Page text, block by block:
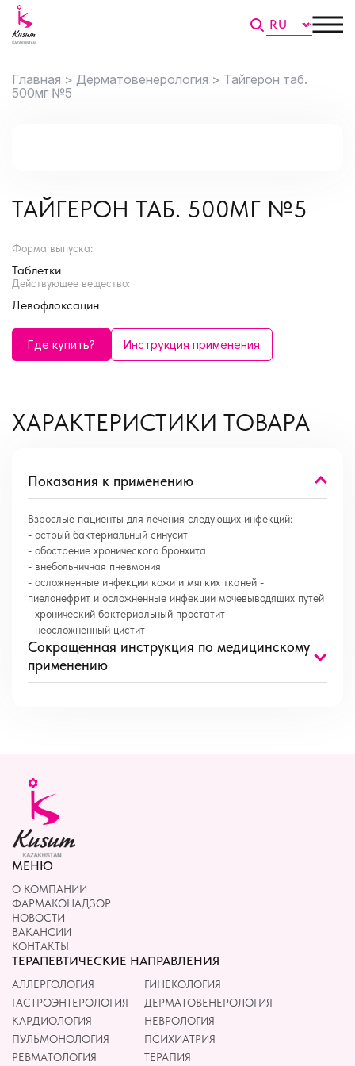
Главная > Дерматовенерология > Тайгерон таб.
500мг №5
ТАЙГЕРОН ТАБ. 500МГ №5
Форма выпуска:
Таблетки
Действующее вещество:
Левофлоксацин
Где купить? Инструкция применения
ХАРАКТЕРИСТИКИ ТОВАРА
Показания к применению
Взрослые пациенты для лечения следующих инфекций:
- острый бактериальный синусит
- обострение хронического бронхита
- внебольничная пневмония
- осложненные инфекции кожи и мягких тканей -
пиелонефрит и осложненные инфекции мочевыводящих путей
- хронический бактериальный простатит
- неосложненный цистит
Сокращенная инструкция по медицинскому
применению
МЕНЮ
О КОМПАНИИ
ФАРМАКОНАДЗОР
НОВОСТИ
ВАКАНСИИ
КОНТАКТЫ
ТЕРАПЕВТИЧЕСКИЕ НАПРАВЛЕНИЯ
АЛЛЕРГОЛОГИЯ
ГИНЕКОЛОГИЯ
ГАСТРОЭНТЕРОЛОГИЯ
ДЕРМАТОВЕНЕРОЛОГИЯ
КАРДИОЛОГИЯ
НЕВРОЛОГИЯ
ПУЛЬМОНОЛОГИЯ
ПСИХИАТРИЯ
РЕВМАТОЛОГИЯ
ТЕРАПИЯ